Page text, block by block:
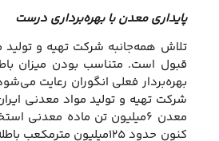
پایداری معدن با بهره‌برداری درست
تلاش همه‌جانبه شرکت تهیه و تولید
قبول است. متناسب بودن میزان
بهره‌بردار فعلی انگوران رعایت